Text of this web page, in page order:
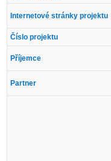
Internetové stránky projektu
Číslo projektu
Příjemce
Partner